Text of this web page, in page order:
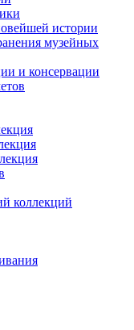
истории
музейных
и консервации
коллекций